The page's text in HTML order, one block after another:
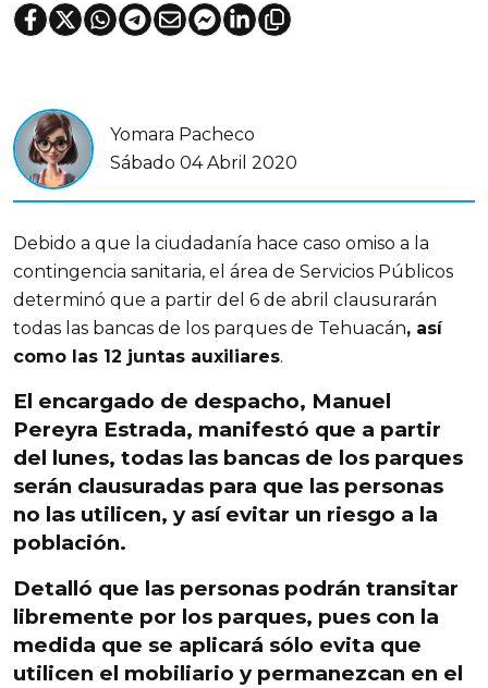
Yomara Pacheco
Sábado 04 Abril 2020
Debido a que la ciudadanía hace caso omiso a la
contingencia sanitaria, el área de Servicios Públicos
determinó que a partir del 6 de abril clausurarán
todas las bancas de los parques de Tehuacán, así
como las 12 juntas auxiliares.
El encargado de despacho, Manuel
Pereyra Estrada, manifestó que a partir
del lunes, todas las bancas de los parques
serán clausuradas para que las personas
no las utilicen, y así evitar un riesgo a la
población.
Detalló que las personas podrán transitar
libremente por los parques, pues con la
medida que se aplicará sólo evita que
utilicen el mobiliario y permanezcan en el